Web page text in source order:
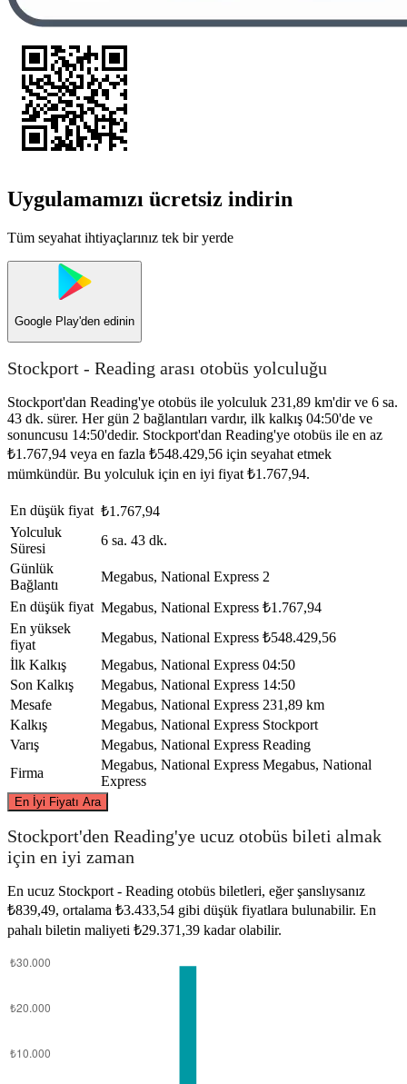
Uygulamamızı ücretsiz indirin
Tüm seyahat ihtiyaçlarınız tek bir yerde
Google Play'den edinin
Stockport - Reading arası otobüs yolculuğu
Stockport'dan Reading'ye otobüs ile yolculuk 231,89 km'dir ve 6 sa.
43 dk. sürer. Her gün 2 bağlantıları vardır, ilk kalkış 04:50'de ve
sonuncusu 14:50'dedir. Stockport'dan Reading'ye otobüs ile en az
₺1.767,94 veya en fazla ₺548.429,56 için seyahat etmek
mümkündür. Bu yolculuk için en iyi fiyat ₺1.767,94.
En düşük fiyat ₺1.767,94
Yolculuk
Süresi
6 sa. 43 dk.
Günlük
Bağlantı
Megabus, National Express 2
En düşük fiyat Megabus, National Express ₺1.767,94
En yüksek
fiyat
Megabus, National Express ₺548.429,56
İlk Kalkış
Megabus, National Express 04:50
Son Kalkış
Megabus, National Express 14:50
Mesafe
Megabus, National Express 231,89 km
Kalkış
Megabus, National Express Stockport
Varış
Megabus, National Express Reading
Firma
Megabus, National Express Megabus, National
Express
En İyi Fiyatı Ara
Stockport'den Reading'ye ucuz otobüs bileti almak
için en iyi zaman
En ucuz Stockport - Reading otobüs biletleri, eğer şanslıysanız
₺839,49, ortalama ₺3.433,54 gibi düşük fiyatlara bulunabilir. En
pahalı biletin maliyeti ₺29.371,39 kadar olabilir.